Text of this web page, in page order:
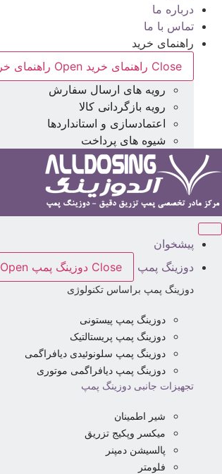
درباره ما
تماس با ما
راهنمای خرید
Close راهنمای خرید
Open راهنمای خرید
رویه های ارسال سفارش
رویه بازگردانی کالا
اعتمادسازی و استانداردها
شیوه های پرداخت
پیشخوان
دوزینگ پمپ
Close دوزینگ پمپ Open دوزینگ پمپ
دوزینگ پمپ براساس تکنولوژی
دوزینگ پمپ پیستونی
دوزینگ پمپ پریستالتیک
دوزینگ پمپ سلونوئیدی دیافراگمی
دوزینگ پمپ دیافراگمی موتوری
تجهیزات جانبی دوزینگ پمپ
شیر اطمینان
میکسر وپکیج تزریق
پالسیشن دمپنر
فلومتر